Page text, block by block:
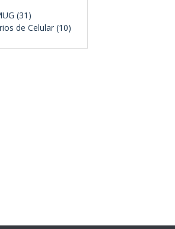
31 31
productos
de Celular 1010